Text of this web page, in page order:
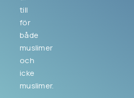
till
för
både
muslimer
och
icke
muslimer.